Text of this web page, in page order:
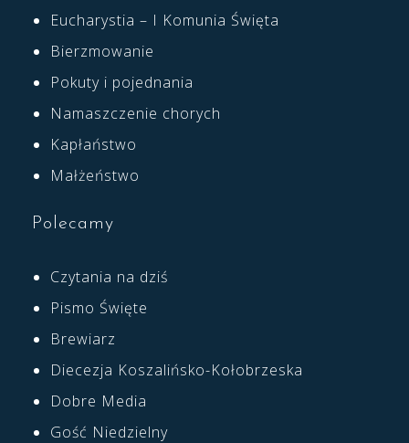
Eucharystia – I Komunia Święta
Bierzmowanie
Pokuty i pojednania
Namaszczenie chorych
Kapłaństwo
Małżeństwo
Polecamy
Czytania na dziś
Pismo Święte
Brewiarz
Diecezja Koszalińsko-Kołobrzeska
Dobre Media
Gość Niedzielny